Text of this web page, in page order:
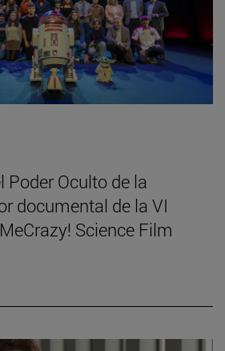
Poder Oculto de la
documental de la VI
Science Film